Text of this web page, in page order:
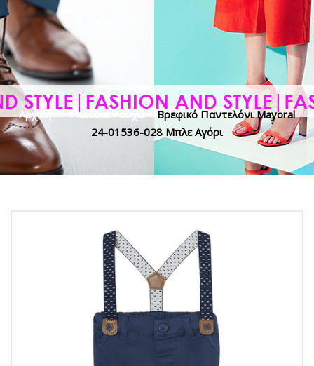
Αρχική > Παιδικά Ρούχα > Βρεφικό Παντελόνι Mayoral
24-01536-028 Μπλε Αγόρι